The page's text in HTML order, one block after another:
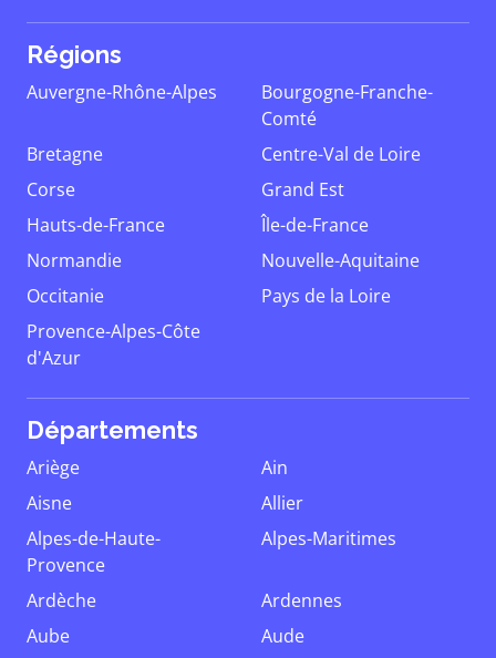
Régions
Auvergne-Rhône-Alpes
Bourgogne-Franche-
Comté
Bretagne
Centre-Val de Loire
Corse
Grand Est
Hauts-de-France
Île-de-France
Normandie
Nouvelle-Aquitaine
Occitanie
Pays de la Loire
Provence-Alpes-Côte
d'Azur
Départements
Ariège
Ain
Aisne
Allier
Alpes-de-Haute-
Provence
Alpes-Maritimes
Ardèche
Ardennes
Aube
Aude